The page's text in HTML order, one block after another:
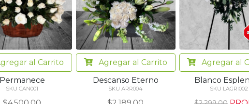
al Carrito
SKU CAN001
Agregar al Carrito
Descanso Eterno
SKU ARR004
Agregaral
Blanco
SKU LAGRI002